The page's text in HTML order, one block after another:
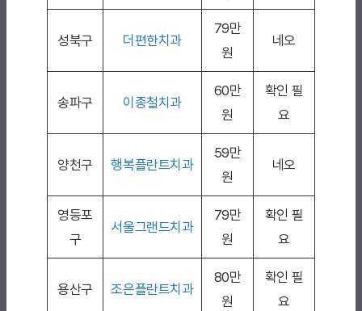
성북구 더편한치과
79만
원
네오
송파구 이종철치과
60만
원
확인 필
요
양천구 행복플란트치과
59만
원
네오
영등포
구
서울그랜드치과
79만
원
확인 필
요
용산구 조은플란트치과
80만
원
확인 필
요